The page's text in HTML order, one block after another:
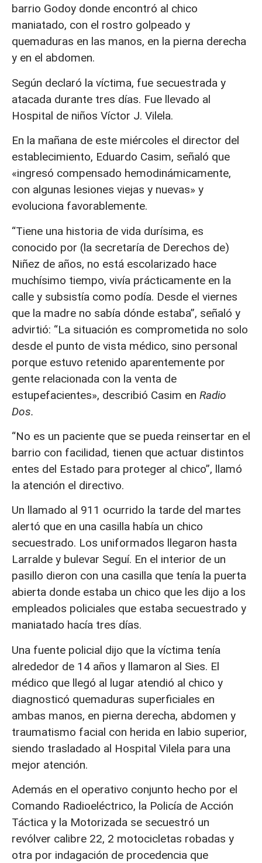
barrio Godoy donde encontró al chico
maniatado, con el rostro golpeado y
quemaduras en las manos, en la pierna derecha
y en el abdomen.
Según declaró la víctima, fue secuestrada y
atacada durante tres días. Fue llevado al
Hospital de niños Víctor J. Vilela.
En la mañana de este miércoles el director del
establecimiento, Eduardo Casim, señaló que
«ingresó compensado hemodinámicamente,
con algunas lesiones viejas y nuevas» y
evoluciona favorablemente.
“Tiene una historia de vida durísima, es
conocido por (la secretaría de Derechos de)
Niñez de años, no está escolarizado hace
muchísimo tiempo, vivía prácticamente en la
calle y subsistía como podía. Desde el viernes
que la madre no sabía dónde estaba”, señaló y
advirtió: “La situación es comprometida no solo
desde el punto de vista médico, sino personal
porque estuvo retenido aparentemente por
gente relacionada con la venta de
estupefacientes», describió Casim en Radio
Dos.
“No es un paciente que se pueda reinsertar en el
barrio con facilidad, tienen que actuar distintos
entes del Estado para proteger al chico”, llamó
la atención el directivo.
Un llamado al 911 ocurrido la tarde del martes
alertó que en una casilla había un chico
secuestrado. Los uniformados llegaron hasta
Larralde y bulevar Seguí. En el interior de un
pasillo dieron con una casilla que tenía la puerta
abierta donde estaba un chico que les dijo a los
empleados policiales que estaba secuestrado y
maniatado hacía tres días.
Una fuente policial dijo que la víctima tenía
alrededor de 14 años y llamaron al Sies. El
médico que llegó al lugar atendió al chico y
diagnosticó quemaduras superficiales en
ambas manos, en pierna derecha, abdomen y
traumatismo facial con herida en labio superior,
siendo trasladado al Hospital Vilela para una
mejor atención.
Además en el operativo conjunto hecho por el
Comando Radioeléctrico, la Policía de Acción
Táctica y la Motorizada se secuestró un
revólver calibre 22, 2 motocicletas robadas y
otra por indagación de procedencia que